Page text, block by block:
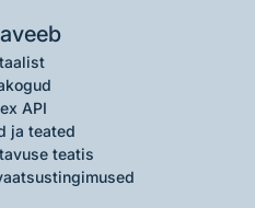
API
ja teated
teatis